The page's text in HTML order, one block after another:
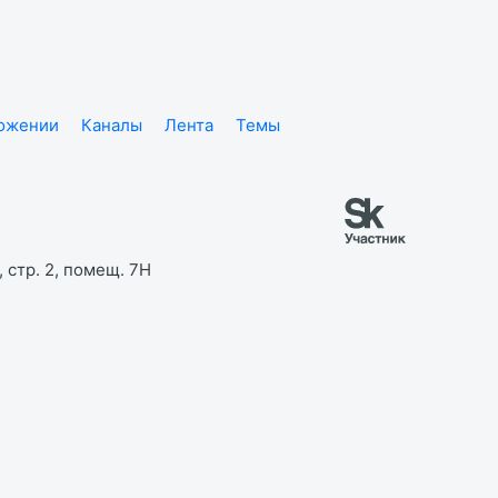
Каналы Лента
Темы
стр. 2, помещ. 7Н